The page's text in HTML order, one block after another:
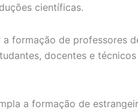
científicas.
formação de professores
docentes e
a formação de